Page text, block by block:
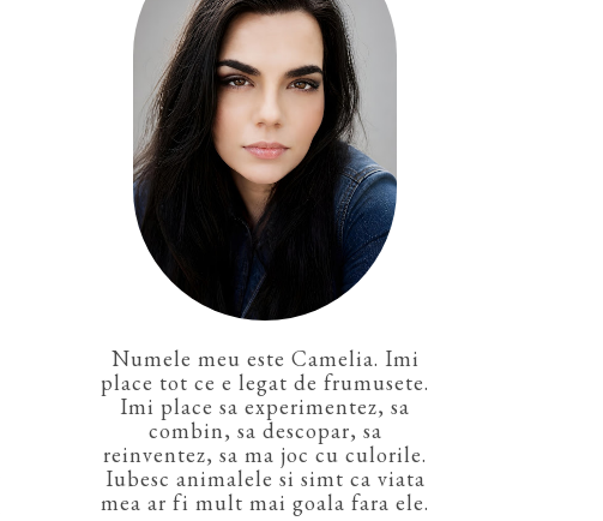
Numele meu este Camelia. Imi
place tot ce e legat de frumusete.
Imi place sa experimentez, sa
combin, sa descopar, sa
reinventez, sa ma joc cu culorile.
Iubesc animalele si simt ca viata
mea ar fi mult mai goala fara ele.